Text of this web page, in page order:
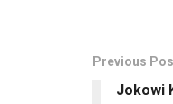
Previous
Jokowi